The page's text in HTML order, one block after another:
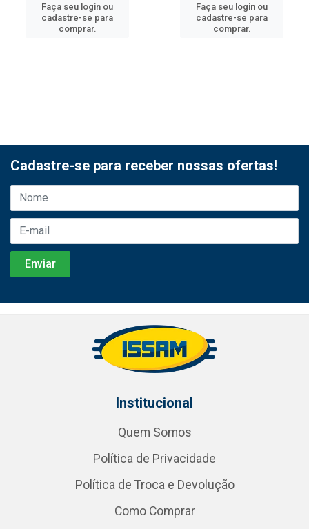
Faça seu login ou
cadastre-se para
comprar.
Faça seu login ou
cadastre-se para
comprar.
Cadastre-se para receber nossas ofertas!
Institucional
Quem Somos
Política de Privacidade
Política de Troca e Devolução
Como Comprar